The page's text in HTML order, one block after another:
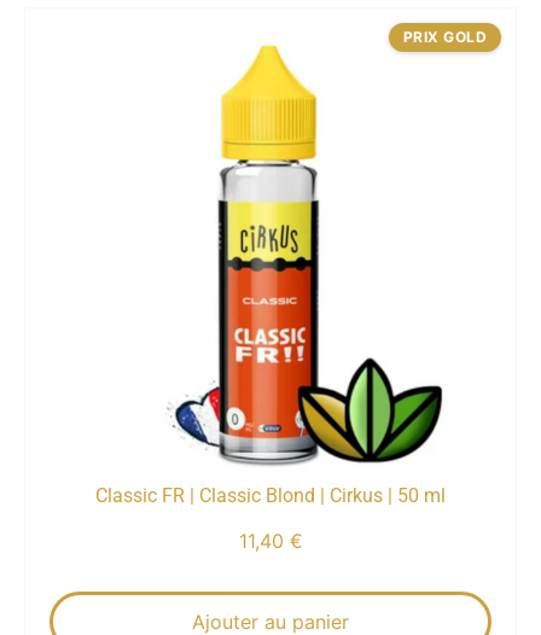
Classic FR | Classic Blond | Cirkus | 50 ml
11,40 €
Ajouter au panier
PRIX GOLD